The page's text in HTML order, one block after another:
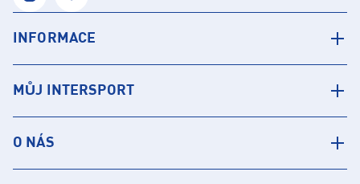
INFORMACE
MŮJ INTERSPORT
O NÁS